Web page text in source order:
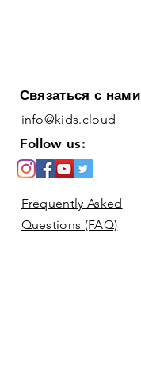
–
Can
Связаться с нами
info@kids.cloud
Follow us:
Frequently Asked
Questions (FAQ)